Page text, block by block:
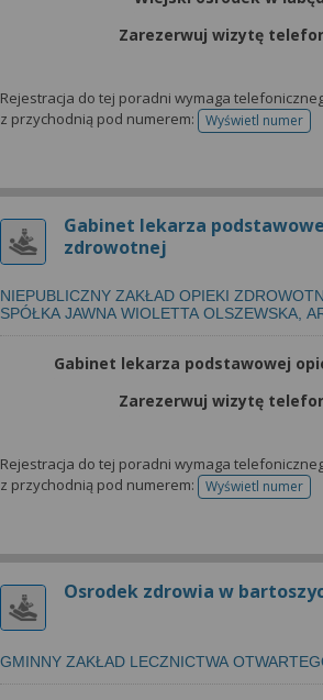
Zarezerwuj wizytę
Rejestracja do tej poradni wymaga
z przychodnią pod numerem:
Wyświetl numer
telefonu
Gabinet lekarza
zdrowotnej
NIEPUBLICZNY ZAKŁAD OPIEKI
SPÓŁKA JAWNA WIOLETTA OLSZEWSKA,
Gabinet lekarza podstawowej
Zarezerwuj wizytę
Rejestracja do tej poradni wymaga
z przychodnią pod numerem:
Wyświetl numer
telefonu
Osrodek zdrowia w
GMINNY ZAKŁAD LECZNICTWA
możesz też wycofać zgodę na
danych tylko w niektórych celach.
konfigurację szczegółową, to
za pomocą „Ustawień
narzędzi zewnętrznych w naszym
znajdziesz w Regulaminie Serwisu.